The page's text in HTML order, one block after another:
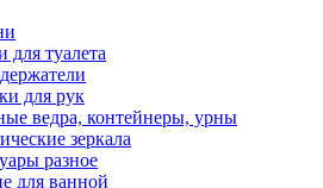
туалета
для рук
ведра, контейнеры, урны
зеркала
разное
для ванной